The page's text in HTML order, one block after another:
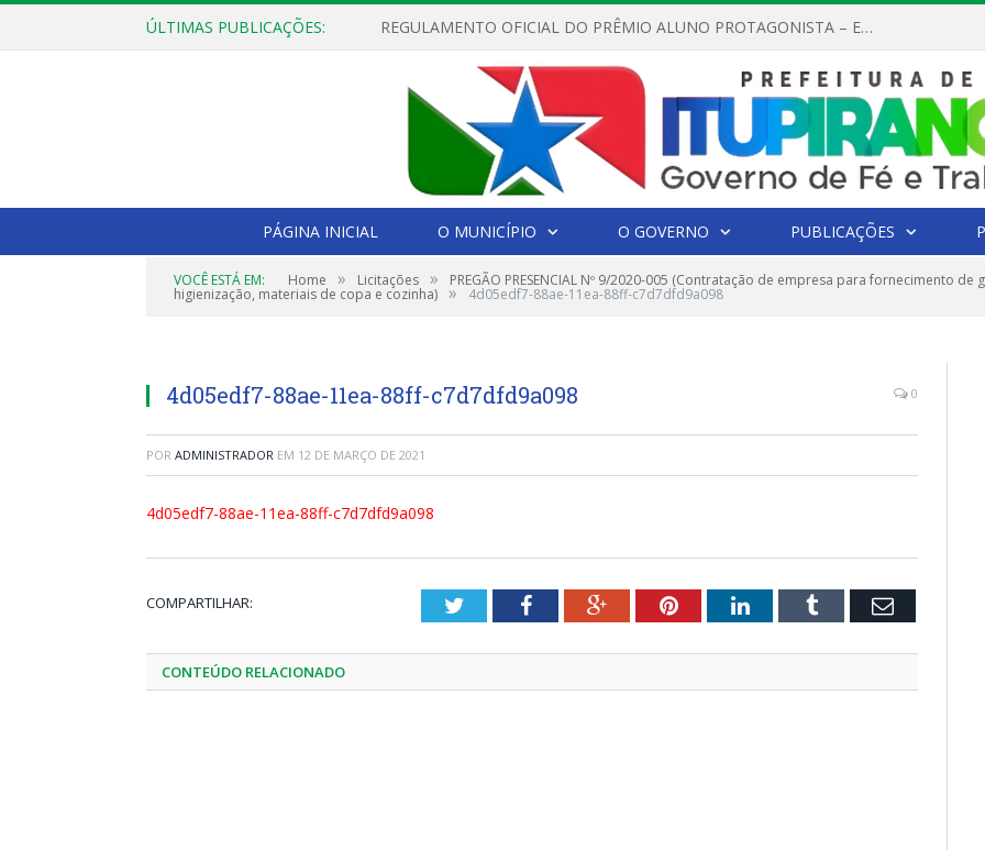
ÚLTIMAS PUBLICAÇÕES: REGULAMENTO OFICIAL DO PRÊMIO ALUNO PROTAGONISTA – EDIÇÃO 2026
PÁGINA INICIAL O MUNICÍPIO O GOVERNO PUBLICAÇÕES
VOCÊ ESTÁ EM: Home » Licitações » PREGÃO PRESENCIAL Nº 9/2020-005 (Contratação de empresa para fornecimento
higienização, materiais de copa e cozinha) » 4d05edf7-88ae-11ea-88ff-c7d7dfd9a098
4d05edf7-88ae-11ea-88ff-c7d7dfd9a098 0
POR ADMINISTRADOR EM 12 DE MARÇO DE 2021
4d05edf7-88ae-11ea-88ff-c7d7dfd9a098
COMPARTILHAR: TwitterFacebookGoogle+PinterestLinkedInTumblr Email
CONTEÚDO RELACIONADO